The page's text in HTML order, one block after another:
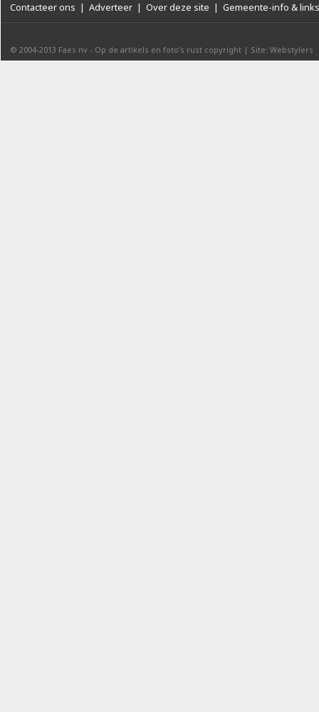
Contacteer ons | Adverteer | Over deze site | Gemeente-info & links
© 2004-2013 Faes nv - Op de artikels en foto’s rust copyright | Site: Webstylers